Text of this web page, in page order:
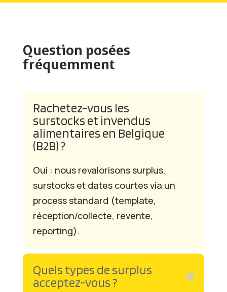
Question posées
fréquemment
Rachetez-vous les
surstocks et invendus
alimentaires en Belgique
(B2B) ?
Oui : nous revalorisons surplus,
surstocks et dates courtes via un
process standard (template,
réception/collecte, revente,
reporting).
Quels types de surplus
acceptez-vous ?